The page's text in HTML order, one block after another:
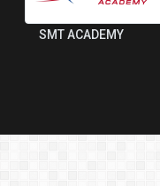
SMT ACADEMY